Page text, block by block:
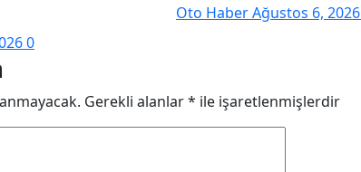
0
Oto HaberAğustos 6, 2026
Gerekli alanlar* ile işaretlenmişlerdir